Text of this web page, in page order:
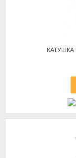
КАТУШКА